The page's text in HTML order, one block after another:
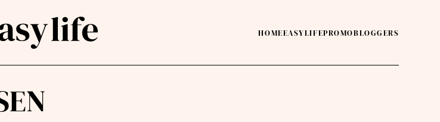
HOMEEASYLIFEPROMOBLOGGERS